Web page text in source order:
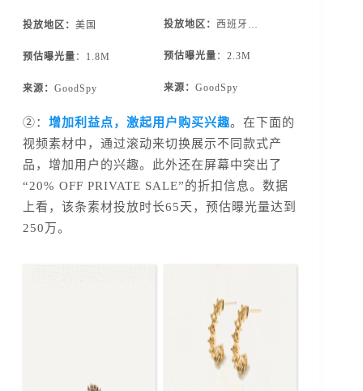
投放地区： 美国
预估曝光量 ：1.8M
来源： GoodSpy
投放地区： 西班牙…
预估曝光量 ：2.3M
来源：GoodSpy
②： 增加利益点，激起用户购买兴趣。在下面的
视频素材中，通过滚动来切换展示不同款式产
品，增加用户的兴趣。此外还在屏幕中突出了
“20% OFF PRIVATE SALE”的折扣信息。数据
上看，该条素材投放时长65天，预估曝光量达到
250万。